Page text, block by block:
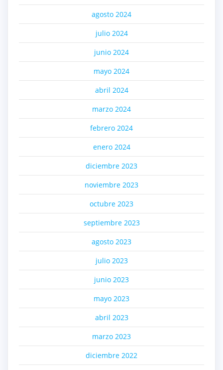
agosto 2024
julio 2024
junio 2024
mayo 2024
abril 2024
marzo 2024
febrero 2024
enero 2024
diciembre 2023
noviembre 2023
octubre 2023
septiembre 2023
agosto 2023
julio 2023
junio 2023
mayo 2023
abril 2023
marzo 2023
diciembre 2022